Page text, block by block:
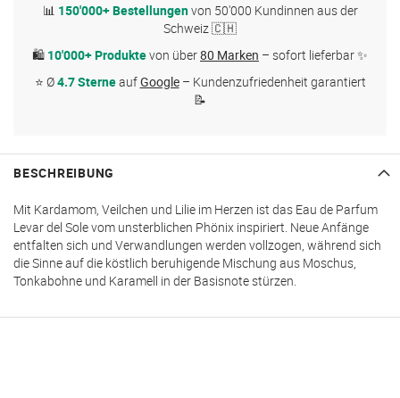
📊 150'000+ Bestellungenvon 50'000 Kundinnen aus der
Schweiz 🇨🇭
🛍 10'000+ Produktevon über80 Marken – sofort lieferbar ✨
⭐ Ø4.7 SterneaufGoogle– Kundenzufriedenheit garantiert
📝
BESCHREIBUNG
Mit Kardamom, Veilchen und Lilie im Herzen ist das Eau de Parfum
Levar del Sole vom unsterblichen Phönix inspiriert. Neue Anfänge
entfalten sich und Verwandlungen werden vollzogen, während sich
die Sinne auf die köstlich beruhigende Mischung aus Moschus,
Tonkabohne und Karamell in der Basisnote stürzen.